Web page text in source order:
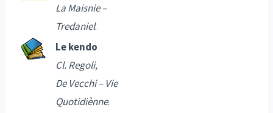
La Maisnie –
Tredaniel.
Le kendo
Cl. Regoli,
De Vecchi – Vie
Quotidiènne.